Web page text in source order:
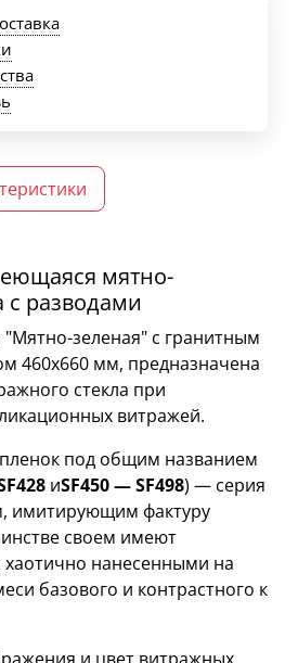
мятно-
с разводами
зеленая" с гранитным
460х660 мм, предназначена
стекла при
витражей.
под общим названием
иSF450 — SF498) — серия
имитирующим фактуру
своем имеют
нанесенными на
базового и контрастного к